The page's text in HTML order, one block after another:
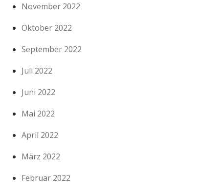
November 2022
Oktober 2022
September 2022
Juli 2022
Juni 2022
Mai 2022
April 2022
März 2022
Februar 2022